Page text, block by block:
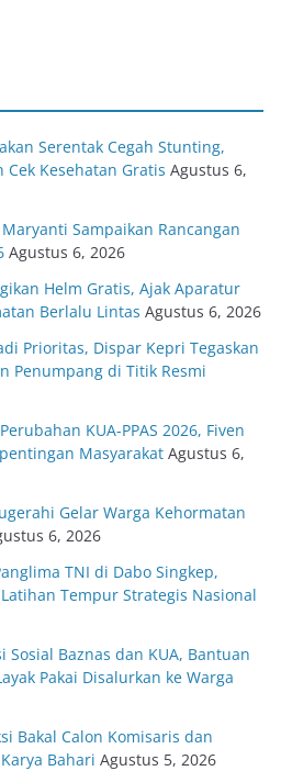
Serentak Cegah Stunting,
Kesehatan Gratis Agustus 6,
Sampaikan Rancangan
Agustus 6, 2026
Helm Gratis, Ajak Aparatur
Berlalu Lintas Agustus 6, 2026
Prioritas, Dispar Kepri Tegaskan
Penumpang di Titik Resmi
KUA-PPAS 2026, Fiven
Masyarakat Agustus 6,
Gelar Warga Kehormatan
6, 2026
TNI di Dabo Singkep,
Tempur Strategis Nasional
Sosial Baznas dan KUA, Bantuan
Pakai Disalurkan ke Warga
Bakal Calon Komisaris dan
Bahari Agustus 5, 2026